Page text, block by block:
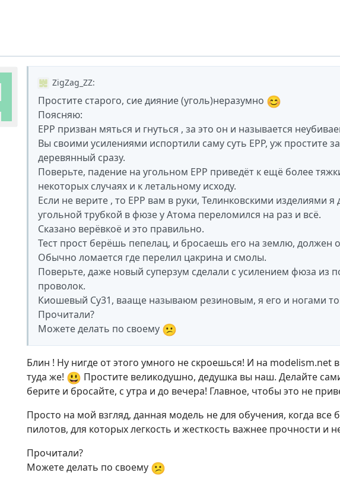
ZigZag_ZZ:
Простите старого, сие дияние (уголь)неразумно 😊
Поясняю:
ЕРР призван мяться и гнуться , за это он и называется
Вы своими усилениями испортили саму суть ЕРР, уж простите
деревянный сразу.
Поверьте, падение на угольном ЕРР приведёт к ещё более
некоторых случаях и к летальному исходу.
Если не верите , то ЕРР вам в руки, Телинковскими изделиями
угольной трубкой в фюзе у Атома переломился на раз и всё.
Сказано верёвкоё и это правильно.
Тест прост берёшь пепелац, и бросаешь его на землю, должен
Обычно ломается где перелил цакрина и смолы.
Поверьте, даже новый суперзум сделали с усилением фюза из
проволок.
Киошевый Су31, вааще называюм резиновым, я его и ногами
Прочитали?
Можете делать по своему 😕
Блин ! Ну нигде от этого умного не скроешься! И на modelism.net
туда же! 😃 Простите великодушно, дедушка вы наш. Делайте
берите и бросайте, с утра и до вечера! Главное, чтобы это не
Просто на мой взгляд, данная модель не для обучения, когда все
пилотов, для которых легкость и жесткость важнее прочности и
Прочитали?
Можете делать по своему 😕